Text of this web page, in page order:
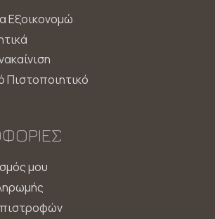
Εξοικονομώ
Πιστοποιητικό
μου